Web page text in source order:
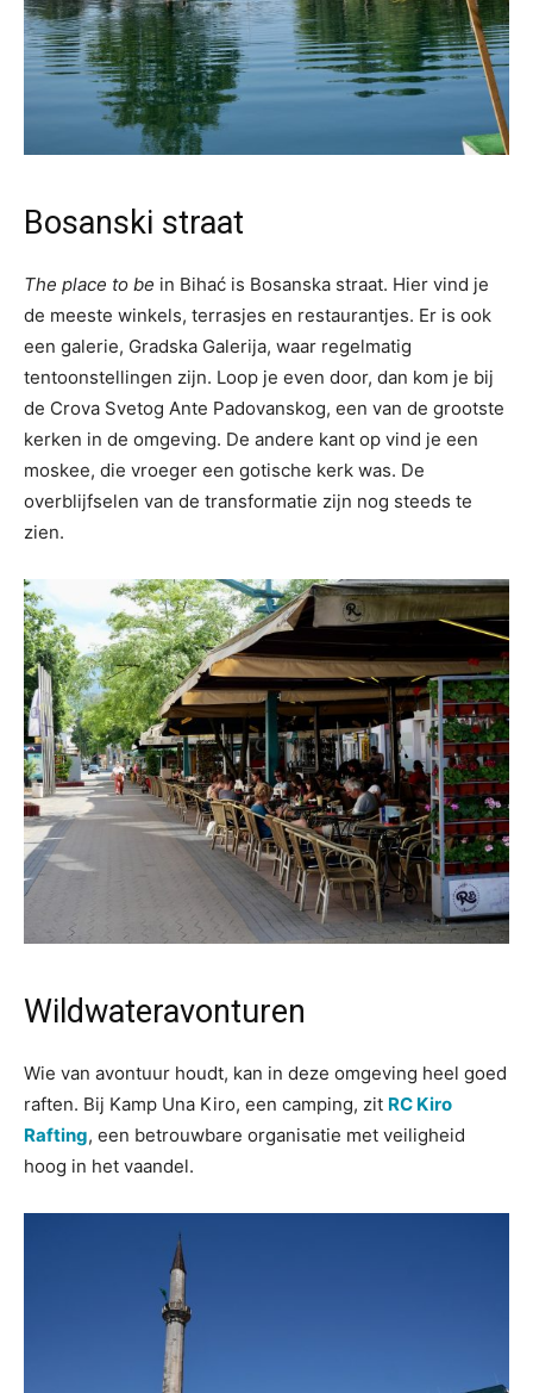
Bosanski straat
The place to be in Bihać is Bosanska straat. Hier vind je
de meeste winkels, terrasjes en restaurantjes. Er is ook
een galerie, Gradska Galerija, waar regelmatig
tentoonstellingen zijn. Loop je even door, dan kom je bij
de Crova Svetog Ante Padovanskog, een van de grootste
kerken in de omgeving. De andere kant op vind je een
moskee, die vroeger een gotische kerk was. De
overblijfselen van de transformatie zijn nog steeds te
zien.
Wildwateravonturen
Wie van avontuur houdt, kan in deze omgeving heel goed
raften. Bij Kamp Una Kiro, een camping, zit RC Kiro
Rafting, een betrouwbare organisatie met veiligheid
hoog in het vaandel.